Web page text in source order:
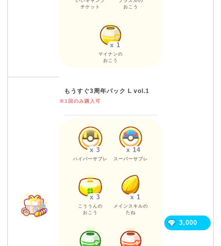
チケット
おこう
x 1
マイナンの
おこう
もうすぐ3周年パック L vol.1
※1回のみ購入可
x 3
ハイパーサブレ
x 14
スーパーサブレ
x 3
こううんの
おこう
x 1
メインスキルの
たね
3,000